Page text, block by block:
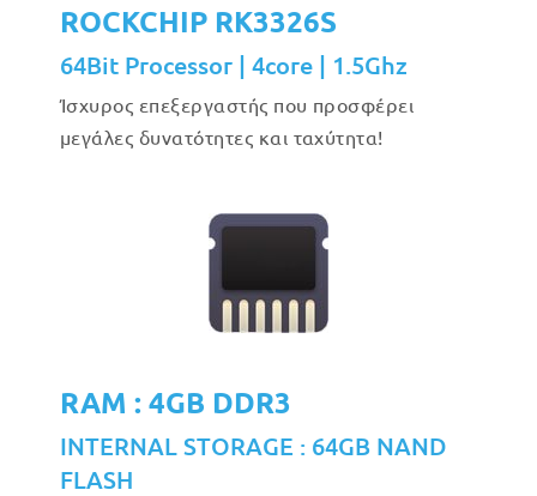
ROCKCHIP RK3326S
64Bit Processor | 4core | 1.5Ghz
Ίσχυρος επεξεργαστής που προσφέρει
μεγάλες δυνατότητες και ταχύτητα!
RAM : 4GB DDR3
INTERNAL STORAGE : 64GB NAND
FLASH